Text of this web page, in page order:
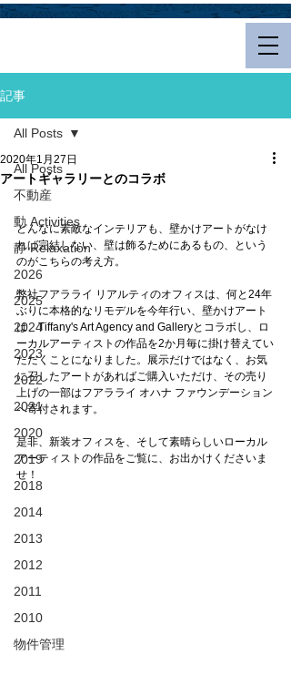
記事
All Posts
不動産
動 Activities
静 Relaxation
2026
2025
2024
2023
2022
2021
2020
2019
2018
2014
2013
2012
2011
2010
物件管理
All Posts
アートギャラリーとのコラボ
2020年1月27日
どんなに素敵なインテリアも、壁かけアートがなけ
れば完結しない、壁は飾るためにあるもの、という
のがこちらの考え方。
弊社フアラライ リアルティのオフィスは、何と24年
ぶりに本格的なリモデルを今年行い、壁かけアート
は、Tiffany's Art Agency and Galleryとコラボし、ロ
ーカルアーティストの作品を2か月毎に掛け替えてい
ただくことになりました。展示だけではなく、お気
に召したアートがあればご購入いただけ、その売り
上げの一部はフアラライ オハナ ファウンデーション
へ寄付されます。
是非、新装オフィスを、そして素晴らしいローカル
アーティストの作品をご覧に、お出かけくださいま
せ！